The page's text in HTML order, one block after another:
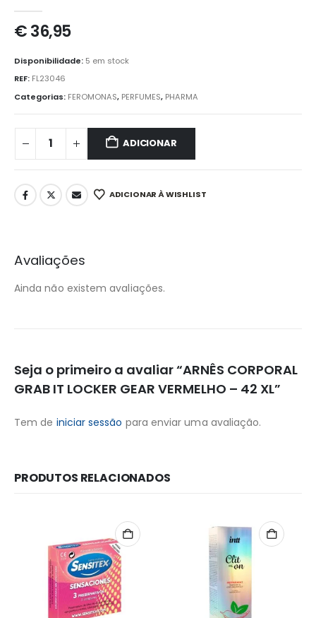
€36,95
Disponibilidade: 5 em stock
REF: FL23046
Categorias: FEROMONAS, PERFUMES, PHARMA
ADICIONAR
ADICIONAR À WISHLIST
Avaliações
Ainda não existem avaliações.
Seja o primeiro a avaliar “ARNÊS CORPORAL
GRAB IT LOCKER GEAR VERMELHO – 42 XL”
Tem de iniciar sessão para enviar uma avaliação.
PRODUTOS RELACIONADOS
Redes Sociais